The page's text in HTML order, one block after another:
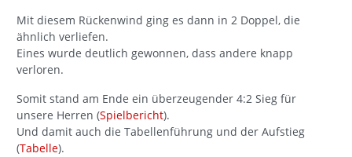
Mit diesem Rückenwind ging es dann in 2 Doppel, die
ähnlich verliefen.
Eines wurde deutlich gewonnen, dass andere knapp
verloren.
Somit stand am Ende ein überzeugender 4:2 Sieg für
unsere Herren (Spielbericht).
Und damit auch die Tabellenführung und der Aufstieg
(Tabelle).